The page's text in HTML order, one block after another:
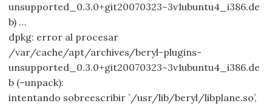
unsupported_0.3.0+git20070323~3v1ubuntu4_i386.de
b) …
dpkg: error al procesar
/var/cache/apt/archives/beryl-plugins-
unsupported_0.3.0+git20070323~3v1ubuntu4_i386.de
b (–unpack):
intentando sobreescribir `/usr/lib/beryl/libplane.so’,